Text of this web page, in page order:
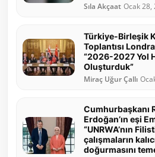
Sıla Akçaat Ocak 28,
Türkiye-Birleşik
Toplantısı
“2026-2027 Yol
Oluşturduk”
Miraç Uğur Çallı
Cumhurbaşkanı
Erdoğan’ın eşi
“UNRWA’nın
çalışmaların
doğurmasını